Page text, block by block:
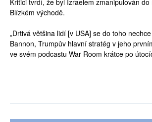
Kritici tvrdí, že byl Izraelem zmanipulován
Blízkém východě.
„Drtivá většina lidí [v USA] se do toho
Bannon, Trumpův hlavní stratég v jeho
ve svém podcastu War Room krátce po